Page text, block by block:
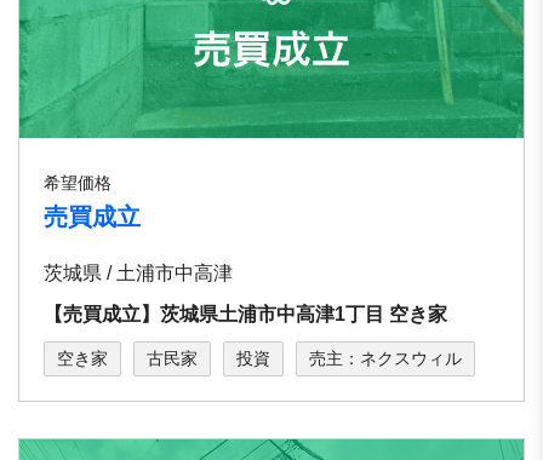
希望価格
売買成立
茨城県 / ⼟浦市中⾼津
【売買成立】茨城県⼟浦市中⾼津1丁⽬ 空き家
空き家 古民家 投資 売主：ネクスウィル